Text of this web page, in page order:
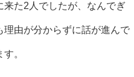
来た2人でしたが、なんでぎ
理由が分からずに話が進んで
。